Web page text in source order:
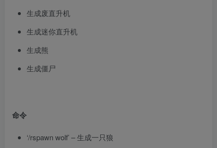
生成废直升机
生成迷你直升机
生成熊
生成僵尸
命令
‘/rspawn wolf’ – 生成一只狼